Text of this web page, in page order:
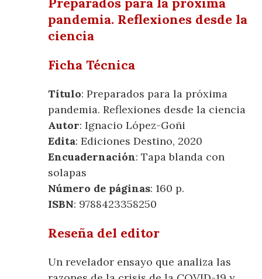
pandemia. Reflexiones desde la
ciencia
Ficha Técnica
Título: Preparados para la próxima
pandemia. Reflexiones desde la ciencia
Autor: Ignacio López-Goñi
Edita: Ediciones Destino, 2020
Encuadernación: Tapa blanda con
solapas
Número de páginas: 160 p.
ISBN: 9788423358250
Reseña del editor
Un revelador ensayo que analiza las